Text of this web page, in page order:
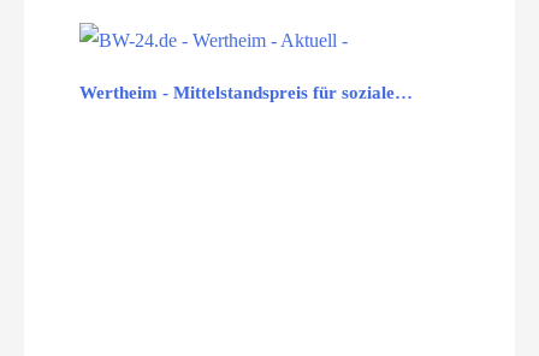
Wertheim - Mittelstandspreis für soziale…